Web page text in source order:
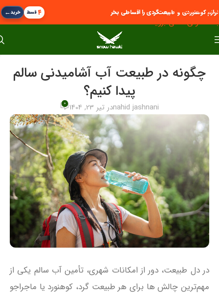
پرش به پیمایش
به محتوای اصلی بروید
لوازم کوهنوردی و طبیعت‌گردی را اقساطی بخر ۴قسط خرید←
چگونه در طبیعت آب آشامیدنی سالم
پیدا کنیم؟
nahid jashnaniدر تیر 23, 1404 0
در دل طبیعت، دور از امکانات شهری، تأمین آب سالم یکی از
مهم‌ترین چالش‌ ها برای هر طبیعت‌ گرد، کوهنورد یا ماجراجو